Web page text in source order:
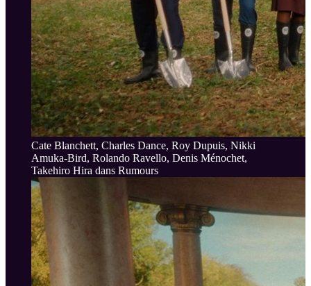
Cate Blanchett, Charles Dance, Roy Dupuis, Nikki
Amuka-Bird, Rolando Ravello, Denis Ménochet,
Takehiro Hira dans Rumours